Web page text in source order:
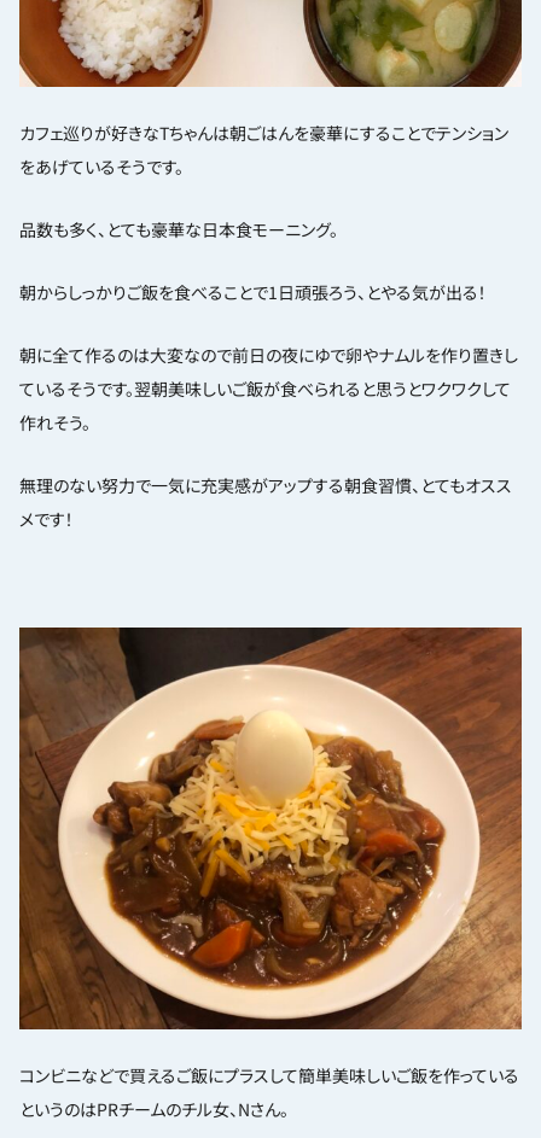
カフェ巡りが好きなTちゃんは朝ごはんを豪華にすることでテンション
をあげているそうです。
品数も多く、とても豪華な日本食モーニング。
朝からしっかりご飯を食べることで1日頑張ろう、とやる気が出る！
朝に全て作るのは大変なので前日の夜にゆで卵やナムルを作り置きし
ているそうです。翌朝美味しいご飯が食べられると思うとワクワクして
作れそう。
無理のない努力で一気に充実感がアップする朝食習慣、とてもオスス
メです！
コンビニなどで買えるご飯にプラスして簡単美味しいご飯を作っている
というのはPRチームのチル女、Nさん。